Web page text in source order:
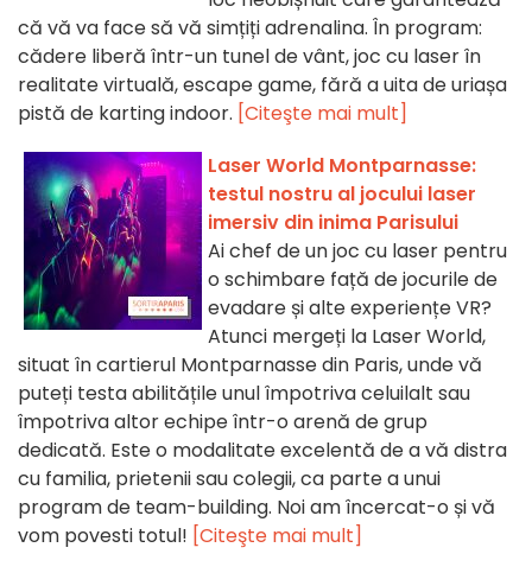
că vă va face să vă simțiți adrenalina. În program:
cădere liberă într-un tunel de vânt, joc cu laser în
realitate virtuală, escape game, fără a uita de uriașa
pistă de karting indoor. [Citeşte mai mult]
Laser World Montparnasse:
testul nostru al jocului laser
imersiv din inima Parisului
Ai chef de un joc cu laser pentru
o schimbare față de jocurile de
evadare și alte experiențe VR?
Atunci mergeți la Laser World,
situat în cartierul Montparnasse din Paris, unde vă
puteți testa abilitățile unul împotriva celuilalt sau
împotriva altor echipe într-o arenă de grup
dedicată. Este o modalitate excelentă de a vă distra
cu familia, prietenii sau colegii, ca parte a unui
program de team-building. Noi am încercat-o și vă
vom povesti totul! [Citeşte mai mult]